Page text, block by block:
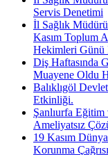
Servis Denetimi
İl Sağlık
Kasım Toplum
Hekimleri Günü
Diş Haftasında
Muayene Oldu
Balıklıgöl
Etkinliği.
Şanlıurfa Eğitim
Ameliyatsız
19 Kasım
Korunma Çağrısı